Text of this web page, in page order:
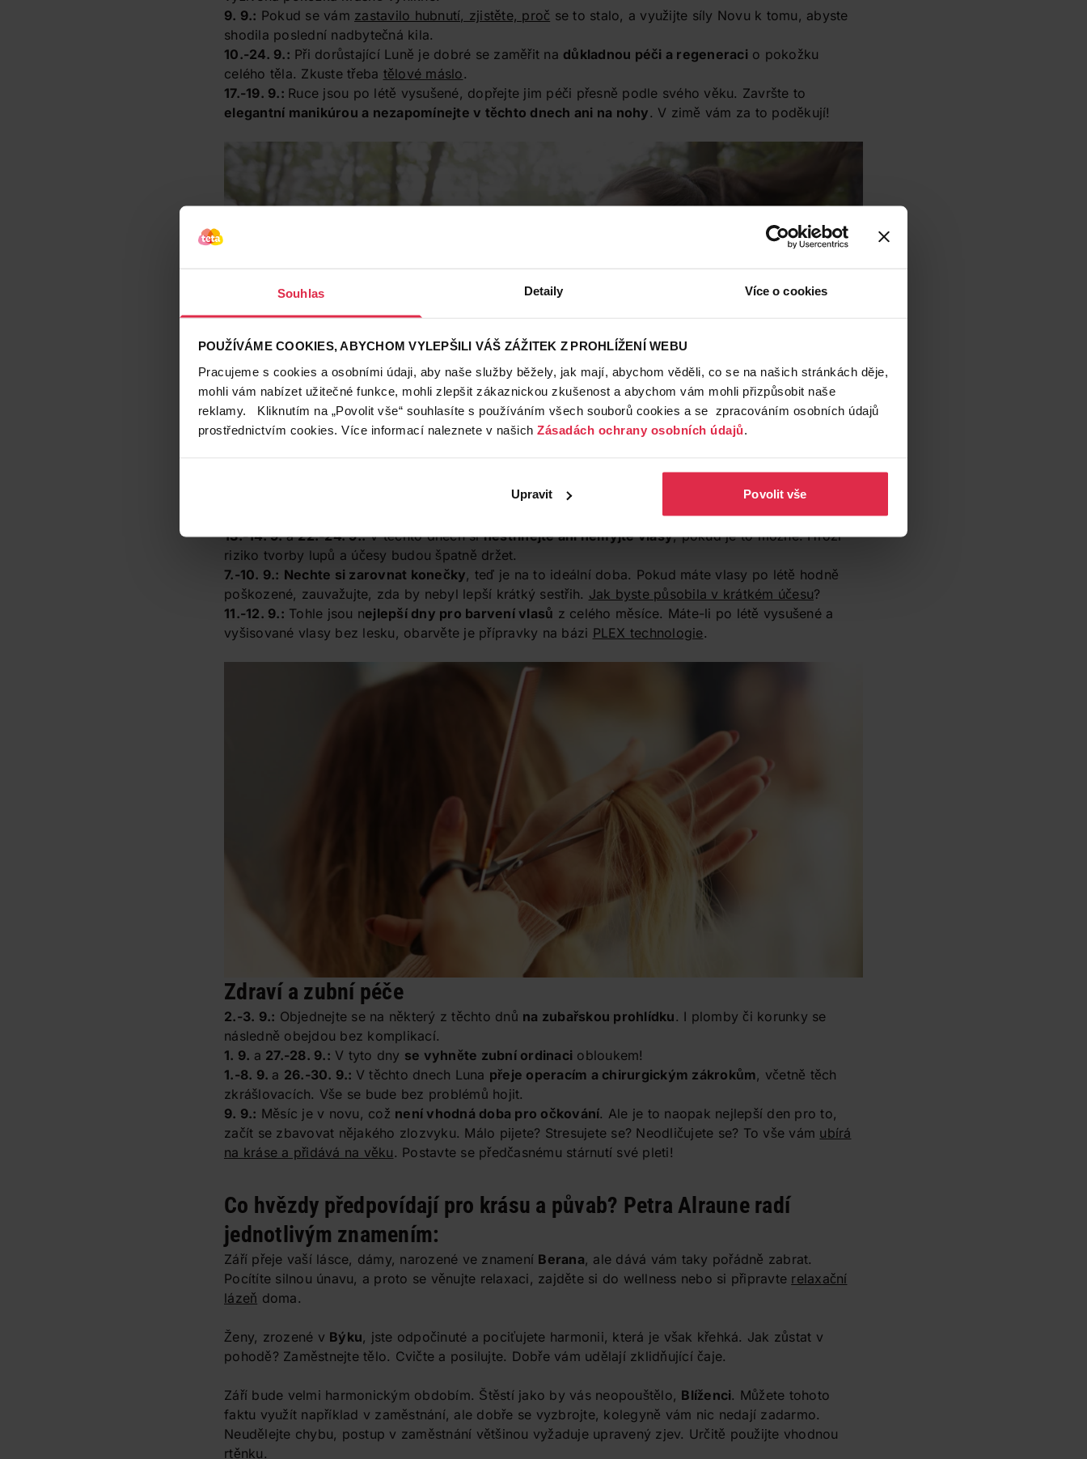
Souhlas Detaily Více o cookies
POUŽÍVÁME COOKIES, ABYCHOM VYLEPŠILI VÁŠ ZÁŽITEK Z PROHLÍŽENÍ WEBU
Pracujeme s cookies a osobními údaji, aby naše služby běžely, jak mají, abychom věděli, co se na našich stránkách děje,
mohli vám nabízet užitečné funkce, mohli zlepšit zákaznickou zkušenost a abychom vám mohli přizpůsobit naše
reklamy. Kliknutím na „Povolit vše“ souhlasíte s používáním všech souborů cookies a se zpracováním osobních údajů
prostřednictvím cookies. Více informací naleznete v našich Zásadách ochrany osobních údajů.
Upravit Povolit vše
9. 9.: Pokud se vám zastavilo hubnutí, zjistěte, proč se to stalo, a využijte síly Novu k tomu, abyste
shodila poslední nadbytečná kila.
10.-24. 9.: Při dorůstající Luně je dobré se zaměřit na důkladnou péči a regeneraci o pokožku
celého těla. Zkuste třeba tělové máslo.
17.-19. 9.: Ruce jsou po létě vysušené, dopřejte jim péči přesně podle svého věku. Završte to
elegantní manikúrou a nezapomínejte v těchto dnech ani na nohy. V zimě vám za to poděkují!
Umíte si mýt vlasy správně? Vyzkoušejte si ten
nejlepší postup mytí
13.-14. 9.a22.-24. 9.:V těchto dnech sinestříhejte ani nemyjte vlasy, pokud je to možné. Hrozí
riziko tvorby lupů a účesy budou špatně držet.
7.-10. 9.: Nechte si zarovnat konečky, teď je na to ideální doba. Pokud máte vlasy po létě hodně
poškozené, zauvažujte, zda by nebyl lepší krátký sestřih. Jak byste působila v krátkém účesu?
11.-12. 9.: Tohle jsou nejlepší dny pro barvení vlasů z celého měsíce. Máte-li po létě vysušené a
vyšisované vlasy bez lesku, obarvěte je přípravky na bázi PLEX technologie.
Zdraví a zubní péče
2.-3. 9.: Objednejte se na některý z těchto dnů na zubařskou prohlídku. I plomby či korunky se
následně obejdou bez komplikací.
1. 9. a 27.-28. 9.: V tyto dny se vyhněte zubní ordinaci obloukem!
1.-8. 9. a 26.-30. 9.: V těchto dnech Luna přeje operacím a chirurgickým zákrokům, včetně těch
zkrášlovacích. Vše se bude bez problémů hojit.
9. 9.: Měsíc je v novu, což není vhodná doba pro očkování. Ale je to naopak nejlepší den pro to,
začít se zbavovat nějakého zlozvyku. Málo pijete? Stresujete se? Neodličujete se? To vše vám ubírá
na kráse a přidává na věku. Postavte se předčasnému stárnutí své pleti!
Co hvězdy předpovídají pro krásu a půvab? Petra Alraune radí
jednotlivým znamením:
Září přeje vaší lásce, dámy, narozené ve znamení Berana, ale dává vám taky pořádně zabrat.
Pocítíte silnou únavu, a proto se věnujte relaxaci, zajděte si do wellness nebo si připravte relaxační
lázeň doma.
Ženy, zrozené v Býku, jste odpočinuté a pociťujete harmonii, která je však křehká. Jak zůstat v
pohodě? Zaměstnejte tělo. Cvičte a posilujte. Dobře vám udělají zklidňující čaje.
Září bude velmi harmonickým obdobím. Štěstí jako by vás neopouštělo, Blíženci. Můžete tohoto
faktu využít například v zaměstnání, ale dobře se vyzbrojte, kolegyně vám nic nedají zadarmo.
Neudělejte chybu, postup v zaměstnání většinou vyžaduje upravený zjev. Určitě použijte vhodnou
rtěnku.